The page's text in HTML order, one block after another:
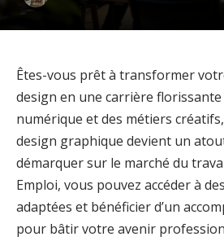
Êtes-vous prêt à transformer
design en une carrière florissante
numérique et des métiers
design graphique devient un
démarquer sur le marché du
Emploi, vous pouvez accéder à
adaptées et bénéficier d’un
pour bâtir votre avenir